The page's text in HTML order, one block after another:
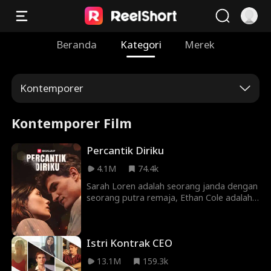
Beranda Kategori Merek
Kontemporer
Kontemporer Film
Percantik Diriku
4.1M
74.4k
Sarah Loren adalah seorang janda dengan
seorang putra remaja, Ethan Cole adalah
dia tidak akan berhenti sampai
mendapatkan apa yang dia inginkan, dan
yang dia inginkan ... adalah hati Sarah.
Istri Kontrak CEO
13.1M
159.3k